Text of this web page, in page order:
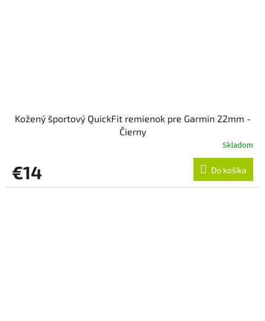
Kožený športový QuickFit remienok pre Garmin 22mm -
Čierny
Skladom
€14 Do košíka